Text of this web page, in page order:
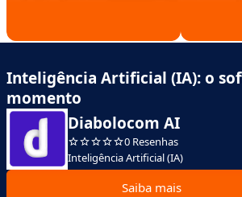
Inteligência Artificial (IA): o
momento
Diabolocom AI
0 Resenhas
Inteligência Artificial (IA)
Saiba mais